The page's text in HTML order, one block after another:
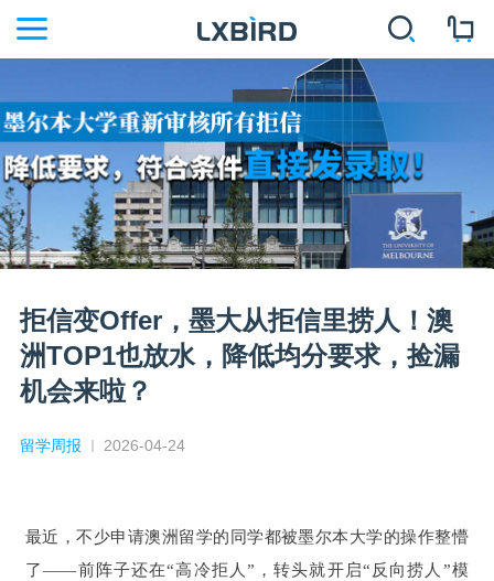
拒信变Offer，墨大从拒信里捞人！澳
洲TOP1也放水，降低均分要求，捡漏
机会来啦？
留学周报 2026-04-24
最近，不少申请澳洲留学的同学都被墨尔本大学的操作整懵
了——前阵子还在“高冷拒人”，转头就开启“反向捞人”模